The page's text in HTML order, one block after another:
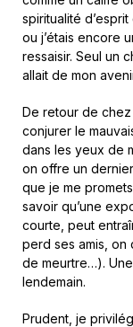
spiritualité
ou j’étais encore
ressaisir. Seul un
allait de mon
De retour de chez
conjurer le
dans les yeux de
on offre un
que je me
savoir qu’une
courte, peut
perd ses amis, on
de meurtre…).
lendemain.
Prudent, je